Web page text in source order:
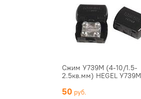
Сжим У739М (4-10/1.5-
2.5кв.мм) HEGEL У739М
50